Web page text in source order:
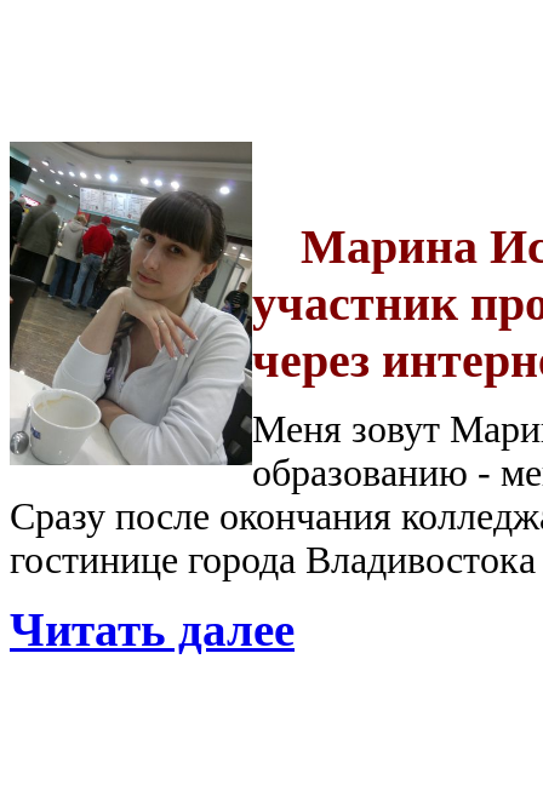
Марина
участник
через
Меня зовут
образованию -
Сразу после окончания
гостинице города
Читать далее